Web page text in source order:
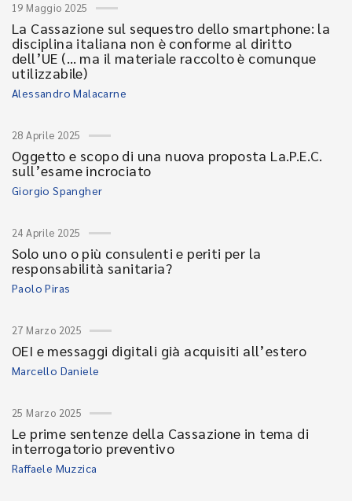
19 Maggio 2025
La Cassazione sul sequestro dello smartphone: la
disciplina italiana non è conforme al diritto
dell’UE (… ma il materiale raccolto è comunque
utilizzabile)
Alessandro Malacarne
28 Aprile 2025
Oggetto e scopo di una nuova proposta La.P.E.C.
sull’esame incrociato
Giorgio Spangher
24 Aprile 2025
Solo uno o più consulenti e periti per la
responsabilità sanitaria?
Paolo Piras
27 Marzo 2025
OEI e messaggi digitali già acquisiti all’estero
Marcello Daniele
25 Marzo 2025
Le prime sentenze della Cassazione in tema di
interrogatorio preventivo
Raffaele Muzzica